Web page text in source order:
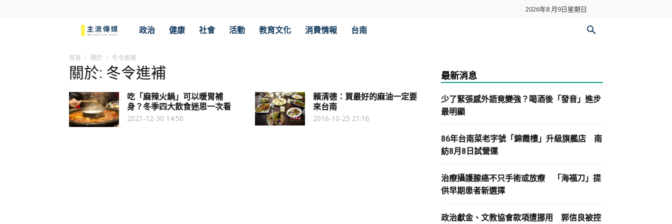
2026年8 月9日星期日
流
傳
媒
政治 健康 社會 活動 教育文化 消費情報 台南
首頁 關於 冬令進補
關於: 冬令進補
吃「麻辣火鍋」可以暖胃補
身？冬季四大飲食迷思一次看
2021-12-30 14:50
賴清德：買最好的麻油一定要
來台南
2016-10-25 21:16
最新消息
少了緊張感外語竟變強？喝酒後「發音」進步
最明顯
86年台南菜老字號「錦霞樓」升級旗艦店 南
紡8月8日試營運
治療攝護腺癌不只手術或放療 「海福刀」提
供早期患者新選擇
政治獻金、文教協會款項遭挪用 郭信良被控